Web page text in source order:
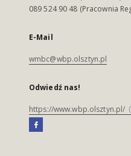
089 524 90 48 (Pracownia
E-Mail
wmbc@wbp.olsztyn.pl
Odwiedź nas!
https://www.wbp.olsztyn.pl/